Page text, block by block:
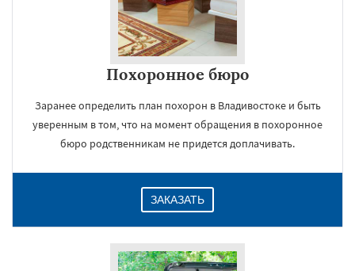
Похоронное бюро
Заранее определить план похорон в Владивостоке и быть
уверенным в том, что на момент обращения в похоронное
бюро родственникам не придется доплачивать.
ЗАКАЗАТЬ